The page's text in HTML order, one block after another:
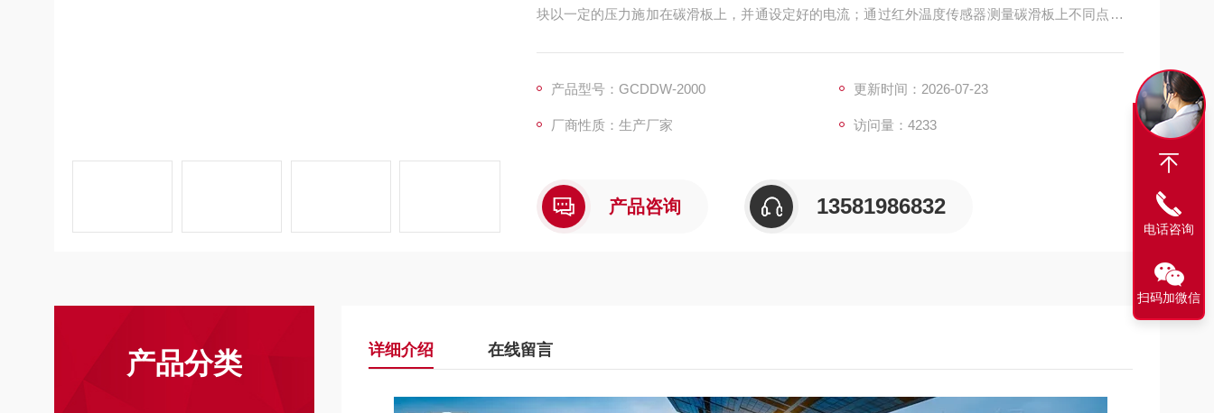
块以一定的压力施加在碳滑板上，并通设定好的电流；通过红外温度传感器测量碳滑板上不同点的
产品型号：GCDDW-2000 更新时间：2026-07-23
厂商性质：生产厂家 访问量：4233
产品咨询 13581986832
产品分类 详细介绍 在线留言
电话咨询
扫码加微信